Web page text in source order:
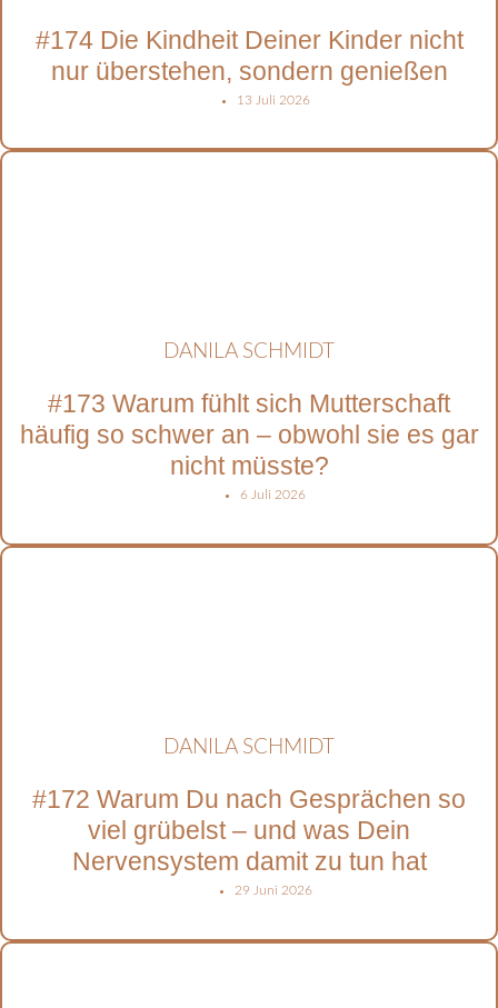
#174 Die Kindheit Deiner Kinder nicht
nur überstehen, sondern genießen
13 Juli 2026
DANILA SCHMIDT
#173 Warum fühlt sich Mutterschaft
häufig so schwer an – obwohl sie es gar
nicht müsste?
6 Juli 2026
DANILA SCHMIDT
#172 Warum Du nach Gesprächen so
viel grübelst – und was Dein
Nervensystem damit zu tun hat
29 Juni 2026